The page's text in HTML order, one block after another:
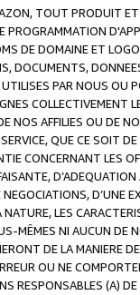
TOUT PRODUIT
PROGRAMMATION
DE DOMAINE ET
DOCUMENTS,
PAR NOUS OU
COLLECTIVEMENT
NOS AFFILIES OU DE
QUE CE SOIT
CONCERNANT LES
D’UNE
LES
MÊMES NI AUCUN DE
DE LA MANIERE
OU NE
RESPONSABLES (A)